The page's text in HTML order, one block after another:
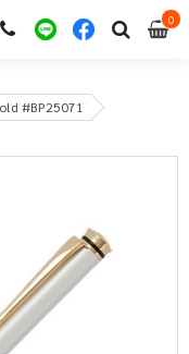
00
#BP25071